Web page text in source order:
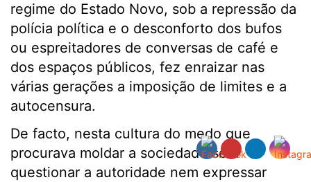
regime do Estado Novo, sob a repressão da
polícia política e o desconforto dos bufos
ou espreitadores de conversas de café e
dos espaços públicos, fez enraizar nas
várias gerações a imposição de limites e a
autocensura.
De facto, nesta cultura do medo que
procurava moldar a sociedade sem
questionar a autoridade nem expressar